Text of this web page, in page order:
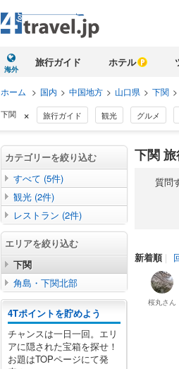
海外
旅行ガイド ホテル
ホーム > 国内 > 中国地方 > 山口県 > 下関 >
下関 × 旅行ガイド 観光 グルメ
下関
質問
新着順｜
桜丸さん
カテゴリーを絞り込む
すべて (5件)
観光 (2件)
レストラン (2件)
エリアを絞り込む
下関
角島・下関北部
4Tポイントを貯めよう
チャンスは一日一回。エリ
アに隠された宝箱を探せ！
お題はTOPページにて発